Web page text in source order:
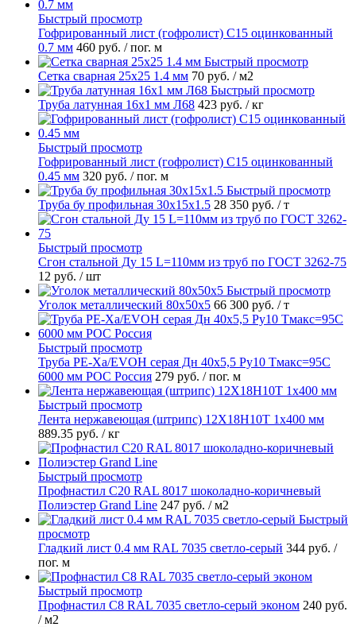
Быстрый просмотр
Гофрированный лист (гофролист) С15 оцинкованный
0.7 мм 460 руб. / пог. м
Быстрый просмотр
Сетка сварная 25х25 1.4 мм 70 руб. / м2
Быстрый просмотр
Труба латунная 16х1 мм Л68 423 руб. / кг
Быстрый просмотр
Гофрированный лист (гофролист) С15 оцинкованный
0.45 мм 320 руб. / пог. м
Быстрый просмотр
Труба бу профильная 30х15х1.5 28 350 руб. / т
Быстрый просмотр
Сгон стальной Ду 15 L=110мм из труб по ГОСТ 3262-75
12 руб. / шт
Быстрый просмотр
Уголок металлический 80х50х5 66 300 руб. / т
Быстрый просмотр
Труба PE-Xa/EVOH серая Дн 40х5,5 Ру10 Тмакс=95C
6000 мм РОС Россия 279 руб. / пог. м
Быстрый просмотр
Лента нержавеющая (штрипс) 12Х18Н10Т 1х400 мм
889.35 руб. / кг
Быстрый просмотр
Профнастил С20 RAL 8017 шоколадно-коричневый
Полиэстер Grand Line 247 руб. / м2
Быстрый
просмотр
Гладкий лист 0.4 мм RAL 7035 светло-серый 344 руб. /
пог. м
Быстрый просмотр
Профнастил С8 RAL 7035 светло-серый эконом 240 руб.
/ м2